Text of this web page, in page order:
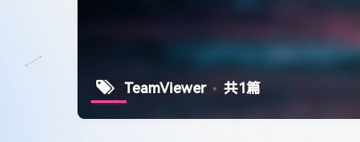
TeamViewer 共1篇